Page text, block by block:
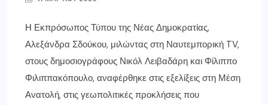
Η Εκπρόσωπος Τύπου της Νέας Δημοκρατίας,
Αλεξάνδρα Σδούκου, μιλώντας στη Ναυτεμπορική TV,
στους δημοσιογράφους Νικόλ Λειβαδάρη και Φίλιππο
Φιλιππακόπουλο, αναφέρθηκε στις εξελίξεις στη Μέση
Ανατολή, στις γεωπολιτικές προκλήσεις που